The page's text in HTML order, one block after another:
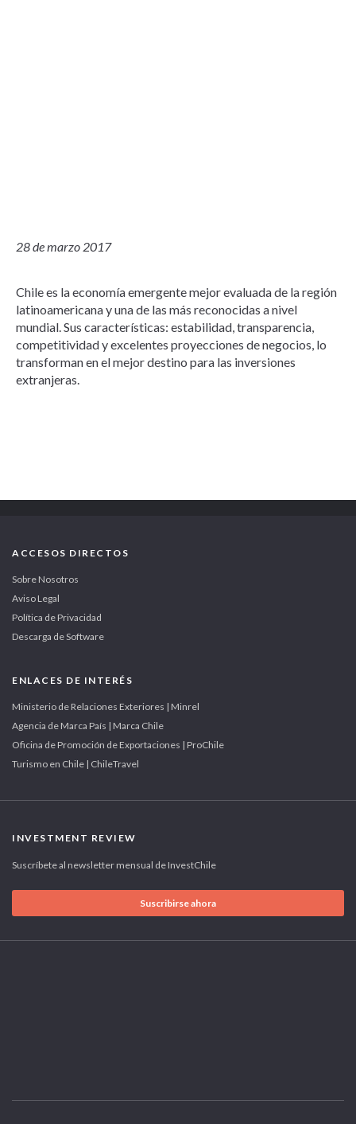
28 de marzo 2017
Chile es la economía emergente mejor evaluada de la región
latinoamericana y una de las más reconocidas a nivel
mundial. Sus características: estabilidad, transparencia,
competitividad y excelentes proyecciones de negocios, lo
transforman en el mejor destino para las inversiones
extranjeras.
ACCESOS DIRECTOS
Sobre Nosotros
Aviso Legal
Política de Privacidad
Descarga de Software
ENLACES DE INTERÉS
Ministerio de Relaciones Exteriores | Minrel
Agencia de Marca País | Marca Chile
Oficina de Promoción de Exportaciones | ProChile
Turismo en Chile | ChileTravel
INVESTMENT REVIEW
Suscríbete al newsletter mensual de InvestChile
Suscribirse ahora